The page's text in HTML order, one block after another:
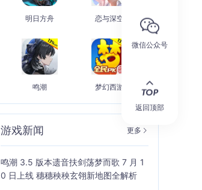
明日方舟 恋与深空
鸣潮 梦幻西游
游戏新闻 更多
鸣潮 3.5 版本遗音扶剑荡梦而歌 7 月 1
0 日上线 穗穗秧秧玄翎新地图全解析
微信公众号
返回顶部